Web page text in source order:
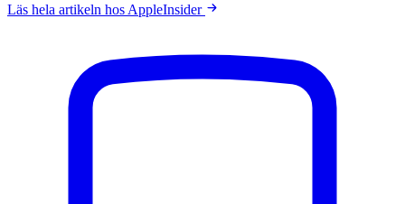
Läs hela artikeln hos AppleInsider